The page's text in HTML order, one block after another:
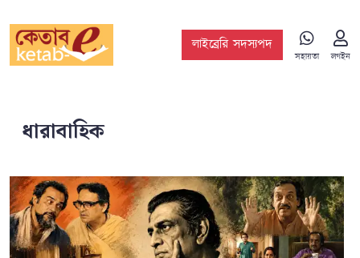
লাইব্রেরি সদস্যপদ
সহায়তা লগইন
ধারাবাহিক